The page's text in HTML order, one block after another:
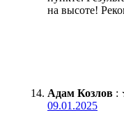
на высоте!
Адам Козлов :
09.01.2025